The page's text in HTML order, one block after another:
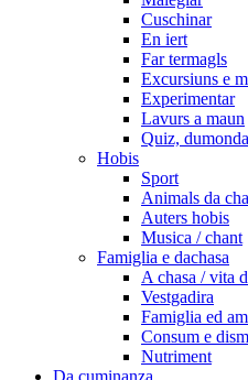
Cuschinar
En iert
Far termagls
Excursiuns e
Experimentar
Lavurs a maun
Quiz,
Hobis
Sport
Animals da
Auters hobis
Musica / chant
Famiglia e dachasa
A chasa / vita
Vestgadira
Famiglia ed
Consum e
Nutriment
Da cuminanza